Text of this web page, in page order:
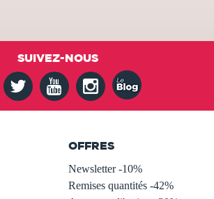
SUIVEZ-NOUS
OFFRES
Newsletter -10%
Remises quantités -42%